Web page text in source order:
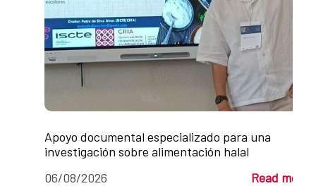
Apoyo documental especializado para una
investigación sobre alimentación halal
06/08/2026
Read more